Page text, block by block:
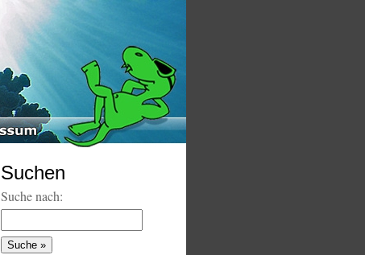
Suchen
Suche nach: